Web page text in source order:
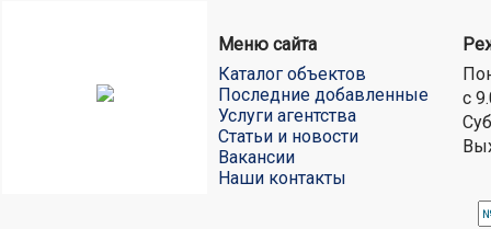
Меню сайта
Каталог объектов
Последние добавленные
Услуги агентства
Статьи и новости
Вакансии
Наши контакты
с